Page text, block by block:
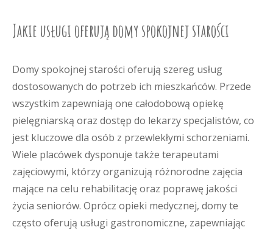
Jakie usługi oferują domy spokojnej starości
Domy spokojnej starości oferują szereg usług
dostosowanych do potrzeb ich mieszkańców. Przede
wszystkim zapewniają one całodobową opiekę
pielęgniarską oraz dostęp do lekarzy specjalistów, co
jest kluczowe dla osób z przewlekłymi schorzeniami.
Wiele placówek dysponuje także terapeutami
zajęciowymi, którzy organizują różnorodne zajęcia
mające na celu rehabilitację oraz poprawę jakości
życia seniorów. Oprócz opieki medycznej, domy te
często oferują usługi gastronomiczne, zapewniając